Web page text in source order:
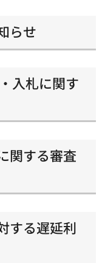
らせ
入札に関す
関する審査
する遅延利